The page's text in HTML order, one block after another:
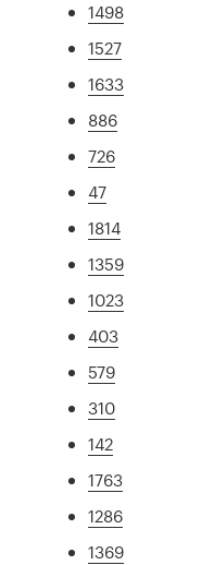
1498
1527
1633
886
726
47
1814
1359
1023
403
579
310
142
1763
1286
1369